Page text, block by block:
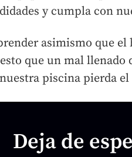
y cumpla con
asimismo que
que un mal
piscina pierda el
Deja de